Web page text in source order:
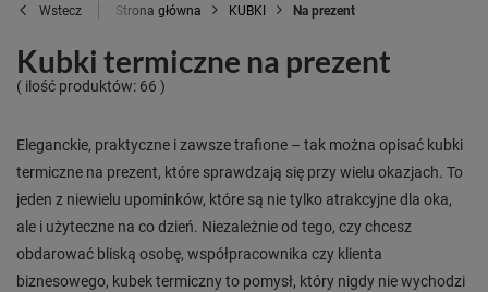
Wstecz Strona główna KUBKI Na prezent
Kubki termiczne na prezent
( ilość produktów: 66 )
Eleganckie, praktyczne i zawsze trafione – tak można opisać kubki
termiczne na prezent, które sprawdzają się przy wielu okazjach. To
jeden z niewielu upominków, które są nie tylko atrakcyjne dla oka,
ale i użyteczne na co dzień. Niezależnie od tego, czy chcesz
obdarować bliską osobę, współpracownika czy klienta
biznesowego, kubek termiczny to pomysł, który nigdy nie wychodzi